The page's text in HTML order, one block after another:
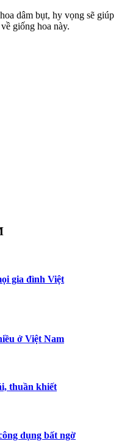
dâm bụt, hy vọng sẽ giúp
giống hoa này.
gia đình Việt
ở Việt Nam
thuần khiết
dụng bất ngờ